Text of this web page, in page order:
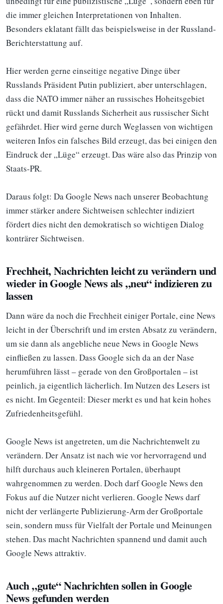
die immer gleichen Interpretationen von Inhalten.
Besonders eklatant fällt das beispielsweise in der Russland-
Berichterstattung auf.
Hier werden gerne einseitige negative Dinge über
Russlands Präsident Putin publiziert, aber unterschlagen,
dass die NATO immer näher an russisches Hoheitsgebiet
rückt und damit Russlands Sicherheit aus russischer Sicht
gefährdet. Hier wird gerne durch Weglassen von wichtigen
weiteren Infos ein falsches Bild erzeugt, das bei einigen den
Eindruck der „Lüge“ erzeugt. Das wäre also das Prinzip von
Staats-PR.
Daraus folgt: Da Google News nach unserer Beobachtung
immer stärker andere Sichtweisen schlechter indiziert
fördert dies nicht den demokratisch so wichtigen Dialog
konträrer Sichtweisen.
Frechheit, Nachrichten leicht zu verändern und
wieder in Google News als „neu“ indizieren zu
lassen
Dann wäre da noch die Frechheit einiger Portale, eine News
leicht in der Überschrift und im ersten Absatz zu verändern,
um sie dann als angebliche neue News in Google News
einfließen zu lassen. Dass Google sich da an der Nase
herumführen lässt – gerade von den Großportalen – ist
peinlich, ja eigentlich lächerlich. Im Nutzen des Lesers ist
es nicht. Im Gegenteil: Dieser merkt es und hat kein hohes
Zufriedenheitsgefühl.
Google News ist angetreten, um die Nachrichtenwelt zu
verändern. Der Ansatz ist nach wie vor hervorragend und
hilft durchaus auch kleineren Portalen, überhaupt
wahrgenommen zu werden. Doch darf Google News den
Fokus auf die Nutzer nicht verlieren. Google News darf
nicht der verlängerte Publizierung-Arm der Großportale
sein, sondern muss für Vielfalt der Portale und Meinungen
stehen. Das macht Nachrichten spannend und damit auch
Google News attraktiv.
Auch „gute“ Nachrichten sollen in Google
News gefunden werden